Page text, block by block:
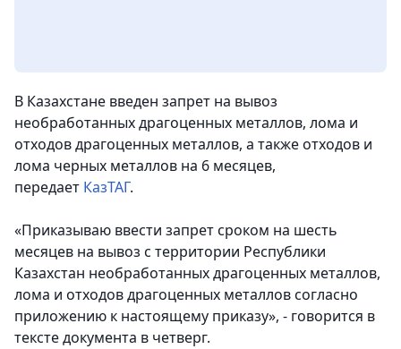
В Казахстане введен запрет на вывоз
необработанных драгоценных металлов, лома и
отходов драгоценных металлов, а также отходов и
лома черных металлов на 6 месяцев,
передает КазТАГ.
«Приказываю ввести запрет сроком на шесть
месяцев на вывоз с территории Республики
Казахстан необработанных драгоценных металлов,
лома и отходов драгоценных металлов согласно
приложению к настоящему приказу», - говорится в
тексте документа в четверг.